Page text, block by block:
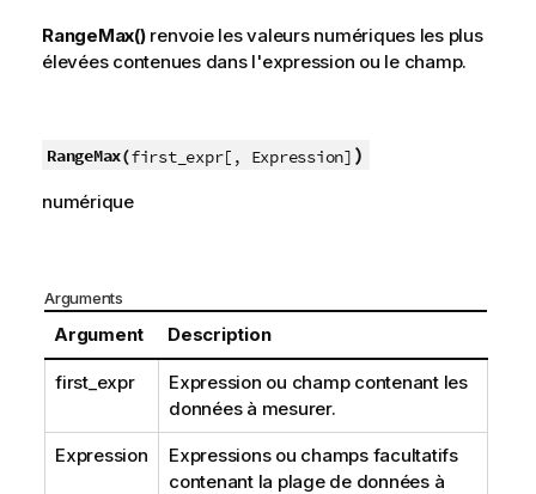
RangeMax()renvoie les valeurs numériques les plus
élevées contenues dans l'expression ou le champ.
RangeMax(first_expr[, Expression] )
numérique
Arguments
Argument Description
first_expr
Expression ou champ contenant les
données à mesurer.
Expression
Expressions ou champs facultatifs
contenant la plage de données à